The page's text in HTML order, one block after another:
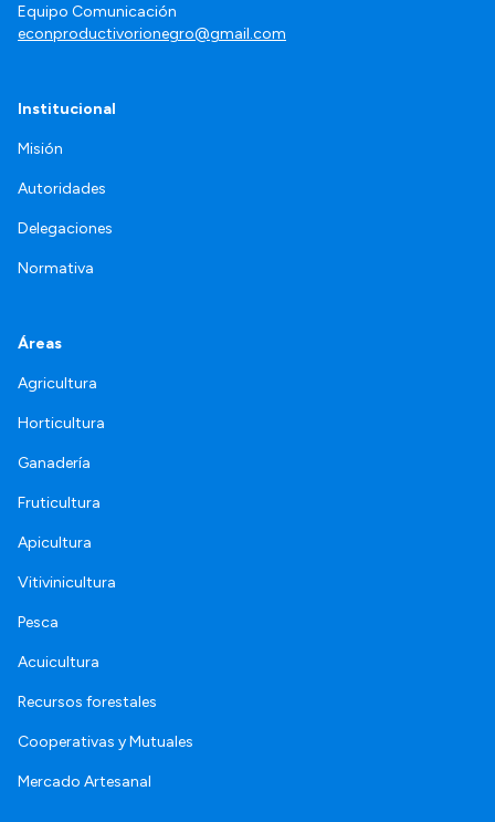
Equipo Comunicación
econproductivorionegro@gmail.com
Institucional
Misión
Autoridades
Delegaciones
Normativa
Áreas
Agricultura
Horticultura
Ganadería
Fruticultura
Apicultura
Vitivinicultura
Pesca
Acuicultura
Recursos forestales
Cooperativas y Mutuales
Mercado Artesanal